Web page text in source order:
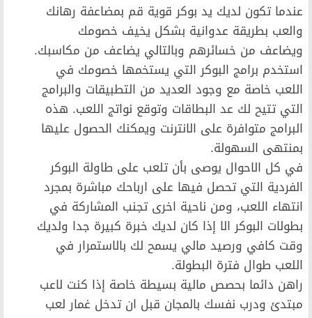
عندما تكون لديك يد بوكر قوية قم بمضاعفة رهانك
والعب بطريقة عدوانية بشكل يخيف خصومك
ويضاعف من خسائرهم وبالتالي يضاعف من مكاسبك.
استخدم برامج البوكر التي يستخمها خصومك في
اللعب خاصة مع وجود العديد من التطبيقات والبرامج
التي تتيح لك عد البطاقات وتوقع نواتج اللعب. هذه
البرامج متوافرة على الانترنت ويمكنك الحصول عليها
بمنتهى السهولة.
في كل الاحوال يوصى بأن تلعب على طاولة البوكر
الفردية التي تحصل فيها على ارباحك مباشرة بمجرد
انتهاء اللعب، ومن ناحية اخرى تجنب المشاركة في
بطولات البوكر الا إذا كان لديك خبرة كبيرة جدا ولديك
وقت كافي ورصيد مالي يسمح لك بالاستمرار في
اللعب طوال فترة البطولة.
راهن دائما بحصص مالية بسيطة خاصة إذا كنت لاعب
مبتدئ ودرب نفسك بالمجان قبل ان تدخل غمار لعب